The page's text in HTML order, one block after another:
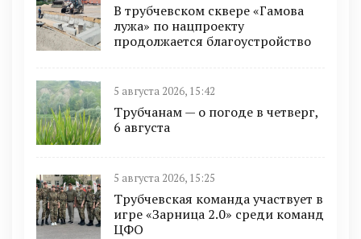
В трубчевском сквере «Гамова
лужа» по нацпроекту
продолжается благоустройство
5 августа 2026, 15:42
Трубчанам — о погоде в четверг,
6 августа
5 августа 2026, 15:25
Трубчевская команда участвует в
игре «Зарница 2.0» среди команд
ЦФО